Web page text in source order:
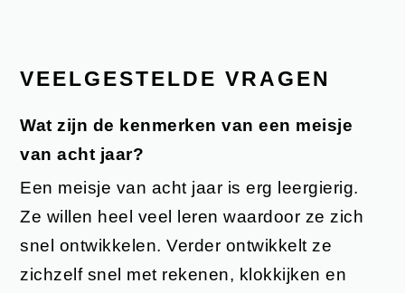
VEELGESTELDE VRAGEN
Wat zijn de kenmerken van een meisje
van acht jaar?
Een meisje van acht jaar is erg leergierig.
Ze willen heel veel leren waardoor ze zich
snel ontwikkelen. Verder ontwikkelt ze
zichzelf snel met rekenen, klokkijken en